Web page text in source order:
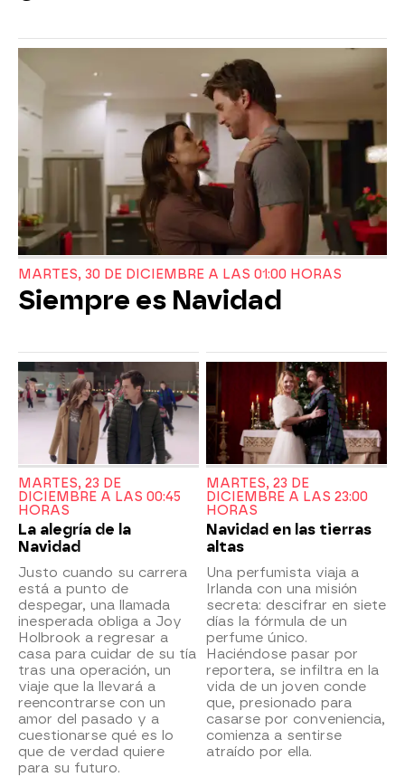
MARTES, 30 DE DICIEMBRE A LAS 01:00 HORAS
Siempre es Navidad
MARTES, 23 DE
DICIEMBRE A LAS 00:45
HORAS
La alegría de la
Navidad
Justo cuando su carrera
está a punto de
despegar, una llamada
inesperada obliga a Joy
Holbrook a regresar a
casa para cuidar de su tía
tras una operación, un
viaje que la llevará a
reencontrarse con un
amor del pasado y a
cuestionarse qué es lo
que de verdad quiere
para su futuro.
MARTES, 23 DE
DICIEMBRE A LAS 23:00
HORAS
Navidad en las tierras
altas
Una perfumista viaja a
Irlanda con una misión
secreta: descifrar en siete
días la fórmula de un
perfume único.
Haciéndose pasar por
reportera, se infiltra en la
vida de un joven conde
que, presionado para
casarse por conveniencia,
comienza a sentirse
atraído por ella.